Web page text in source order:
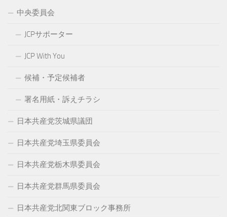
中央委員会
JCPサポーター
JCP With You
候補・予定候補者
署名用紙・訴えチラシ
日本共産党茨城県議団
日本共産党埼玉県委員会
日本共産党栃木県委員会
日本共産党群馬県委員会
日本共産党北関東ブロック事務所